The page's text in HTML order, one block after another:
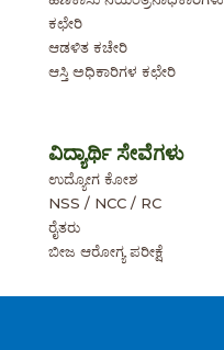
ಕಛೇರಿ
ಆಡಳಿತ ಕಚೇರಿ
ಆಸ್ತಿ ಅಧಿಕಾರಿಗಳ ಕಛೇರಿ
ವಿದ್ಯಾರ್ಥಿ ಸೇವೆಗಳು
ಉದ್ಯೋಗ ಕೋಶ
NSS / NCC / RC
ರೈತರು
ಬೀಜ ಆರೋಗ್ಯ ಪರೀಕ್ಷೆ